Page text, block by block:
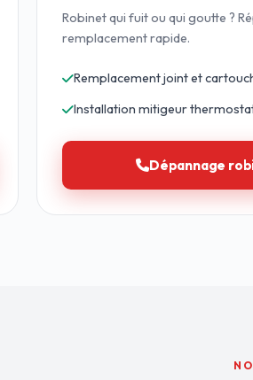
Robinet qui fuit ou qui goutte ?
remplacement rapide.
Remplacement joint et
Installation mitigeur
Dépannage